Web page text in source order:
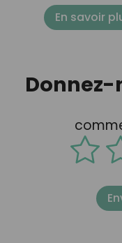
En savoir
Donnez-